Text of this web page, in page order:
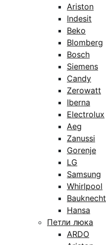
Ariston
Indesit
Beko
Blomberg
Bosch
Siemens
Candy
Zerowatt
Iberna
Electrolux
Aeg
Zanussi
Gorenje
LG
Samsung
Whirlpool
Bauknecht
Hansa
Петли люка
ARDO